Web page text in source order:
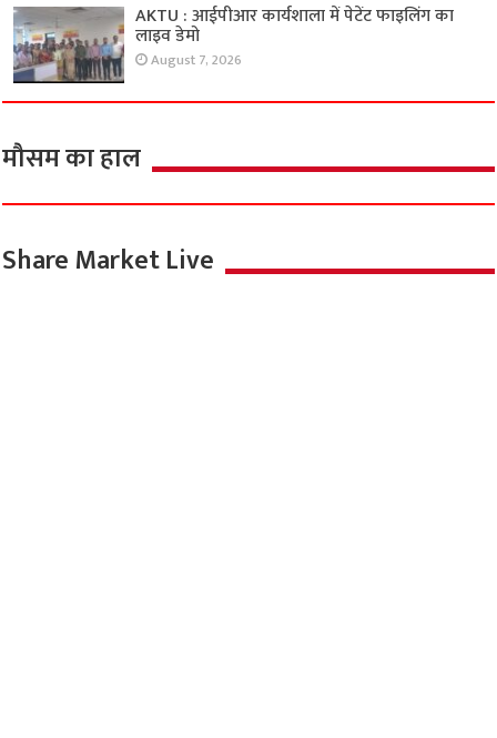
AKTU : आईपीआर कार्यशाला में पेटेंट फाइलिंग का
लाइव डेमो
August 7, 2026
मौसम का हाल
Share Market Live